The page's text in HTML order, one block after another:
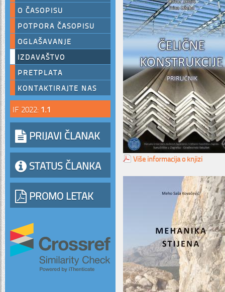
O ČASOPISU
POTPORA ČASOPISU
OGLAŠAVANJE
IZDAVAŠTVO
PRETPLATA
KONTAKTIRAJTE NAS
IF 2022: 1.1
PRIJAVI ČLANAK
STATUS ČLANKA
PROMO LETAK
Više informacija o knjizi